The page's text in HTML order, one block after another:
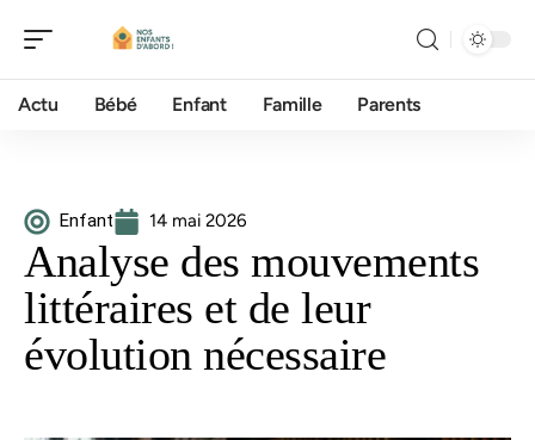
Actu Bébé Enfant Famille Parents
Enfant 14 mai 2026
Analyse des mouvements
littéraires et de leur
évolution nécessaire